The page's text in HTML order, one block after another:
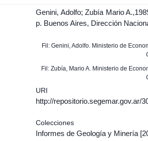
Genini, Adolfo; Zubía Mario
p. Buenos Aires, Dirección
Fil: Genini, Adolfo. Ministerio de
Fil: Zubía, Mario A. Ministerio de
URI
http://repositorio.segemar.gov.ar/
Colecciones
Informes de Geología y Minería